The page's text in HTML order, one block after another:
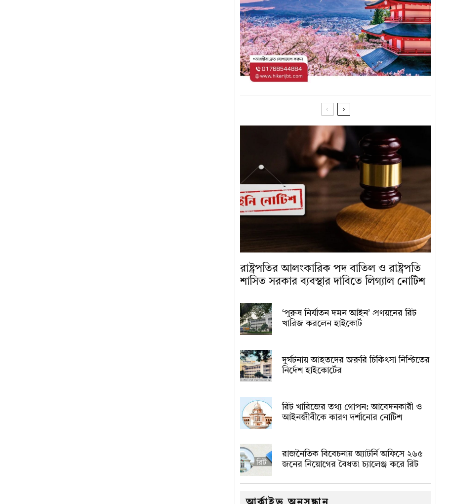
রাষ্ট্রপতির আলংকারিক পদ বাতিল ও রাষ্ট্রপতি
শাসিত সরকার ব্যবস্থার দাবিতে লিগ্যাল নোটিশ
‘পুরুষ নির্যাতন দমন আইন’ প্রণয়নের রিট
খারিজ করলেন হাইকোর্ট
দুর্ঘটনায় আহতদের জরুরি চিকিৎসা নিশ্চিতের
নির্দেশ হাইকোর্টের
রিট খারিজের তথ্য গোপন: আবেদনকারী ও
আইনজীবীকে কারণ দর্শানোর নোটিশ
রাজনৈতিক বিবেচনায় অ‍্যাটর্নি অফিসে ২৬৫
জনের নিয়োগের বৈধতা চ্যালেঞ্জ করে রিট